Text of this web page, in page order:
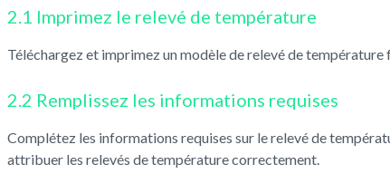
2.1 Imprimez le relevé de température
Téléchargez et imprimez un modèle de relevé de
2.2 Remplissez les informations requises
Complétez les informations requises sur le relevé de
attribuer les relevés de température correctement.